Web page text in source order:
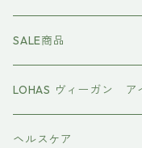
頭皮ケアアイテム
強髪
ダークニル
スタイリング剤
N .（エヌドット）
塩基性カラー剤
MTG REFA
ヤーマン YAMAN
美容液
SALE商品
LOHAS ヴィーガン ア
ヴィーガン認証
ヘルスケア